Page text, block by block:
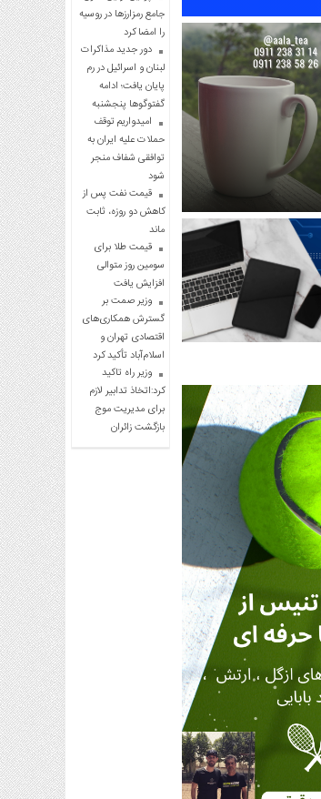
جامع رمزارزها در روسیه
را امضا کرد
دور جدید مذاکرات
لبنان و اسرائیل در رم
پایان یافت؛ ادامه
گفتوگوها پنجشنبه
امیدواریم توقف
حملات علیه ایران به
توافقی شفاف منجر
شود
قیمت نفت پس از
کاهش دو روزه، ثابت
ماند
قیمت طلا برای
سومین روز متوالی
افزایش یافت
وزیر صمت بر
گسترش همکاری‌های
اقتصادی تهران و
اسلام‌آباد تأکید کرد
وزیر راه تاکید
کرد:اتخاذ تدابیر لازم
برای مدیریت موج
بازگشت زائران